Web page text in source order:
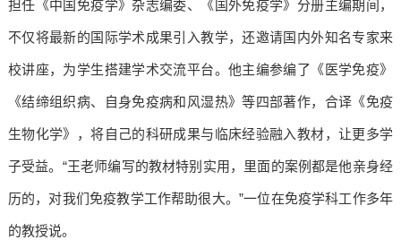
担任《中国免疫学》杂志编委、《国外免疫学》分册主编期间，
不仅将最新的国际学术成果引入教学，还邀请国内外知名专家来
校讲座，为学生搭建学术交流平台。他主编参编了《医学免疫》
《结缔组织病、自身免疫病和风湿热》等四部著作，合译《免疫
生物化学》，将自己的科研成果与临床经验融入教材，让更多学
子受益。“王老师编写的教材特别实用，里面的案例都是他亲身经
历的，对我们免疫教学工作帮助很大。”一位在免疫学科工作多年
的教授说。